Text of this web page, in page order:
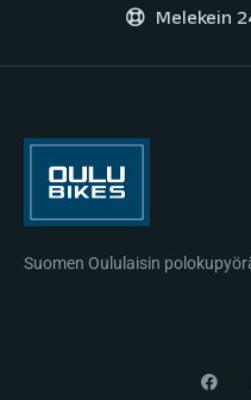
Melekein
Suomen Oululaisin